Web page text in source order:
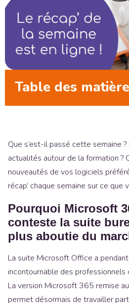
Table des
Que s’est-il passé cette semaine
actualités autour de la formation ?
nouveautés de vos logiciels
récap’ chaque semaine sur ce que
Pourquoi Microsoft
conteste la suite
plus aboutie du
La suite Microsoft Office a
incontournable des professionnels
La version Microsoft 365 remise
permet désormais de travailler